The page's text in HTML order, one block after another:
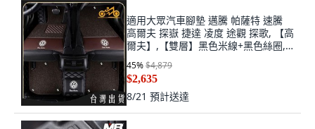
適用大眾汽車腳墊 邁騰 帕薩特 速騰
高爾夫 探嶽 捷達 凌度 途觀 探歌, 【高
爾夫】,【雙層】黑色米線+黑色絲圈,
高爾夫, 雙層黑色米線+黑色絲圈
45%$4,879
$2,635
8/21 預計送達